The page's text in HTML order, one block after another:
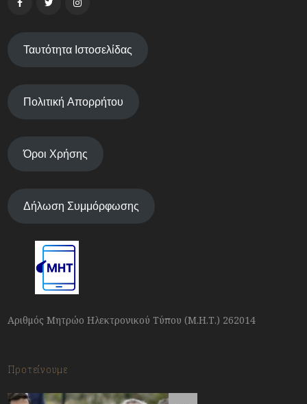
Ταυτότητα Ιστοσελίδας
Πολιτική Απορρήτου
Όροι Χρήσης
Δήλωση Συμμόρφωσης
Αριθμός Μητρώο Ηλεκτρονικού Τύπου (Μ.Η.Τ.) 262014
Προτείνουμε